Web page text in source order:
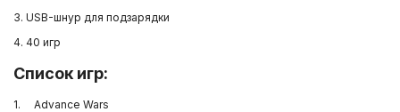
3. USB-шнур для подзарядки
4. 40 игр
Список игр:
1. Advance Wars